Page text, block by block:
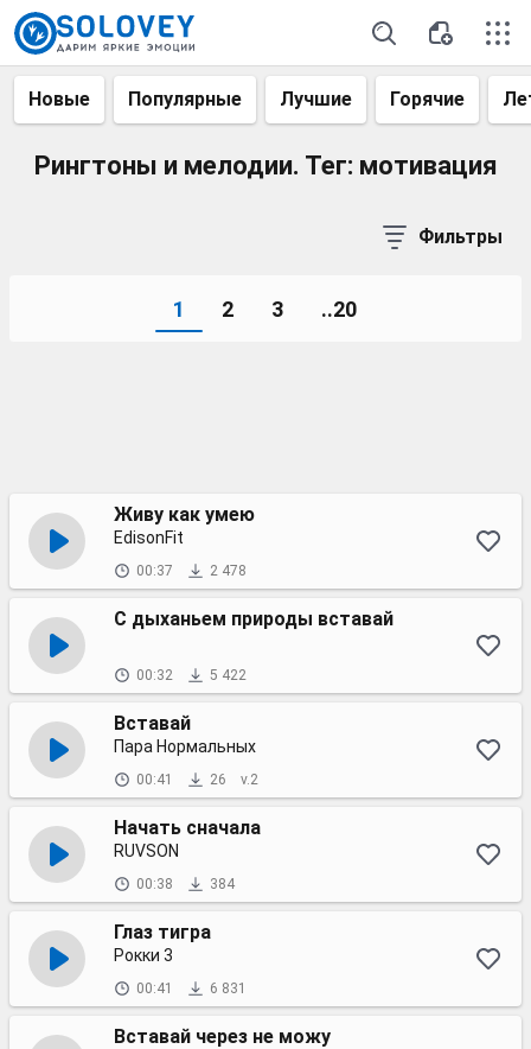
Новые Популярные Лучшие Горячие
Рингтоны и мелодии. Тег: мотивация
Фильтры
1 2 3 ..20
Живу как умею
EdisonFit
00:37 2 478
С дыханьем природы вставай
00:32 5 422
Вставай
Пара Нормальных
00:41 26 v.2
Начать сначала
RUVSON
00:38 384
Глаз тигра
Рокки 3
00:41 6 831
Вставай через не можу